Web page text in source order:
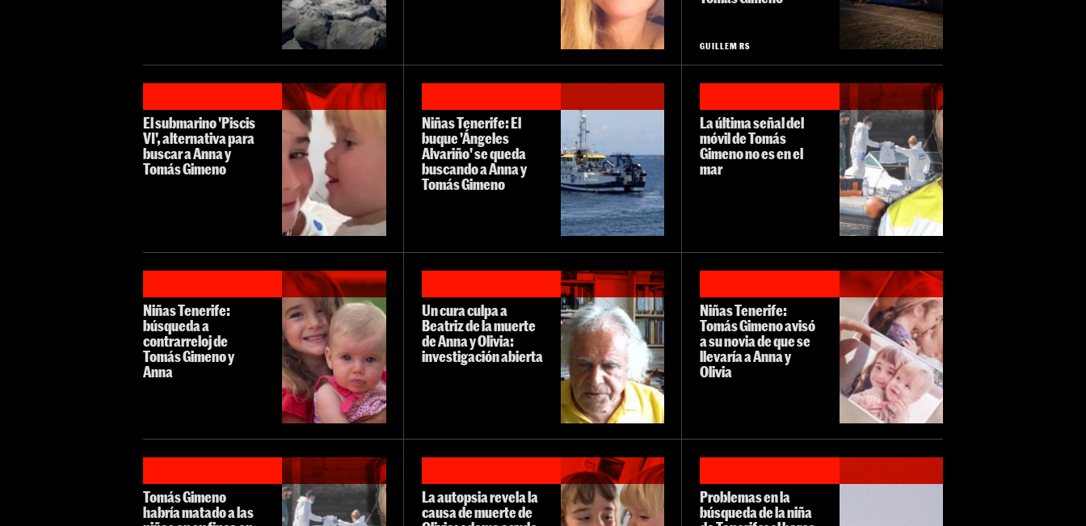
GUILLEM RS
El submarino 'Piscis
VI', alternativa para
buscar a Anna y
Tomás Gimeno
Niñas Tenerife: El
buque 'Ángeles
Alvariño' se queda
buscando a Anna y
Tomás Gimeno
La última señal del
móvil de Tomás
Gimeno no es en el
mar
Niñas Tenerife:
búsqueda a
contrarreloj de
Tomás Gimeno y
Anna
Un cura culpa a
Beatriz de la muerte
de Anna y Olivia:
investigación abierta
Niñas Tenerife:
Tomás Gimeno avisó
a su novia de que se
llevaría a Anna y
Olivia
Tomás Gimeno
habría matado a las
La autopsia revela la
causa de muerte de
Problemas en la
búsqueda de la niña